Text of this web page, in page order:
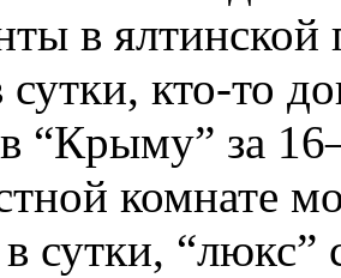
в ялтинской
сутки, кто-то
“Крыму” за
комнате
сутки, “люкс”